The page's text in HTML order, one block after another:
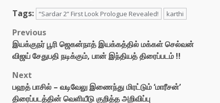
Tags: “Sardar 2” First Look Prologue Revealed! karthi
Post
navigation
Previous
இயக்குநர் பூரி ஜெகன்நாத் இயக்கத்தில் மக்கள் செல்வன்
விஜய் சேதுபதி நடிக்கும், பான் இந்தியத் திரைப்படம் !!
Next
பஹத் பாசில் – வடிவேலு இணைந்து மிரட்டும் ‘மாரீசன்’
திரைப்படத்தின் வெளியீடு குறித்த அறிவிப்பு